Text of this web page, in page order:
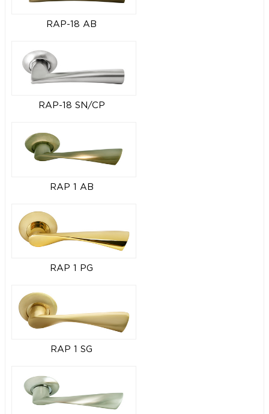
RAP-18 AB
RAP-18 SN/CP
RAP 1 AB
RAP 1 PG
RAP 1 SG